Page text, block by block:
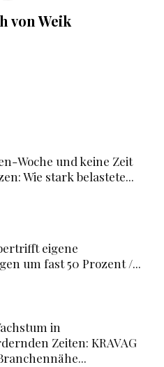
von Weik
Woche und keine Zeit
Wie stark belastete...
eigene
um fast 50 Prozent /...
in
Zeiten: KRAVAG